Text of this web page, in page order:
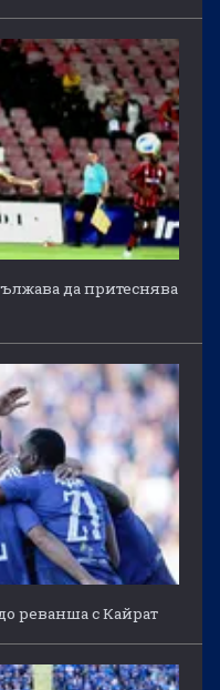
да притеснява
реванша с Кайрат